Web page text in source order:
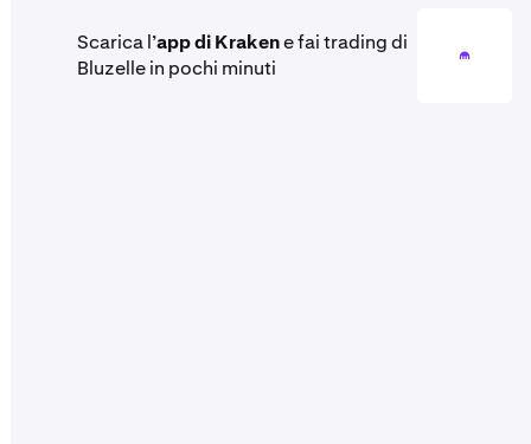
Scarica l’app di Krakene fai trading di
Bluzelle in pochi minuti